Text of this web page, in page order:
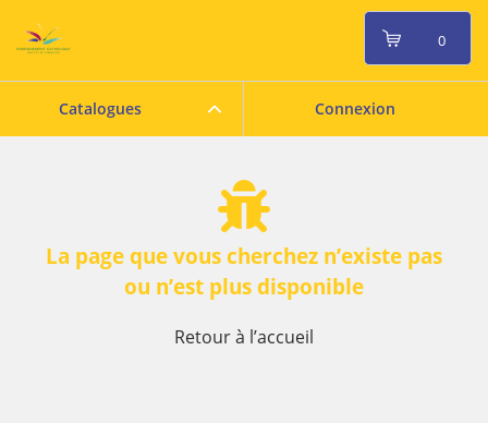
Catalogues Connexion
0
La page que vous cherchez n’existe pas
ou n’est plus disponible
Retour à l’accueil